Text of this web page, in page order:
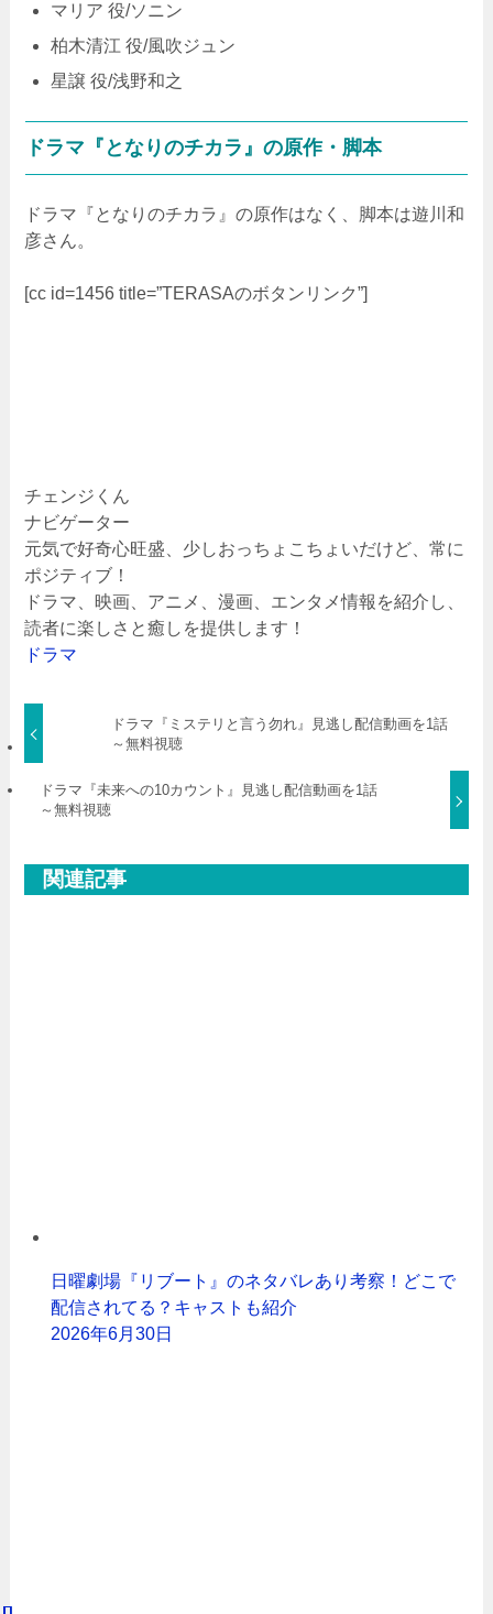
マリア 役/ソニン
柏木清江 役/風吹ジュン
星譲 役/浅野和之
ドラマ『となりのチカラ』の原作・脚本
ドラマ『となりのチカラ』の原作はなく、脚本は遊川和
彦さん。
[cc id=1456 title=”TERASAのボタンリンク”]
チェンジくん
ナビゲーター
元気で好奇心旺盛、少しおっちょこちょいだけど、常に
ポジティブ！
ドラマ、映画、アニメ、漫画、エンタメ情報を紹介し、
読者に楽しさと癒しを提供します！
ドラマ
ドラマ『ミステリと言う勿れ』見逃し配信動画を1話
～無料視聴
ドラマ『未来への10カウント』見逃し配信動画を1話
～無料視聴
関連記事
日曜劇場『リブート』のネタバレあり考察！どこで
配信されてる？キャストも紹介
2026年6月30日